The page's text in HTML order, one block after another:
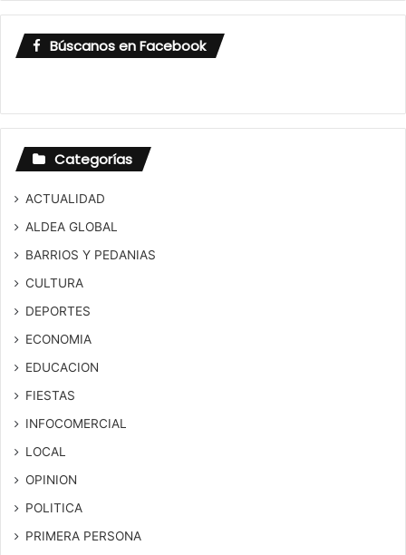
Búscanos en Facebook
Categorías
ACTUALIDAD
ALDEA GLOBAL
BARRIOS Y PEDANIAS
CULTURA
DEPORTES
ECONOMIA
EDUCACION
FIESTAS
INFOCOMERCIAL
LOCAL
OPINION
POLITICA
PRIMERA PERSONA